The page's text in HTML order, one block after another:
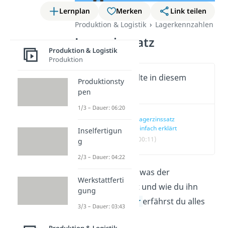
Lernplan Merken
Link teilen
Produktion & Logistik
Lagerkennzahlen
Lagerzinssatz
Wichtige Inhalte in diesem
Video
Lagerzinssatz
einfach erklärt
(00:11)
Du willst wissen, was der
Lagerzinssatz
ist und wie du ihn
berechnest?
Hier erfährst du alles
Produktion & Logistik
Produktion
Produktionsty
pen
1/3 – Dauer: 06:20
Inselfertigun
g
2/3 – Dauer: 04:22
Werkstattferti
gung
3/3 – Dauer: 03:43